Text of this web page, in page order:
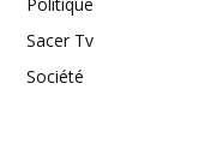
Sacer Tv
Société